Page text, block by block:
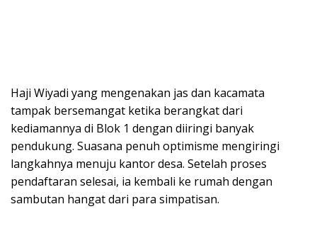
Haji Wiyadi yang mengenakan jas dan kacamata
tampak bersemangat ketika berangkat dari
kediamannya di Blok 1 dengan diiringi banyak
pendukung. Suasana penuh optimisme mengiringi
langkahnya menuju kantor desa. Setelah proses
pendaftaran selesai, ia kembali ke rumah dengan
sambutan hangat dari para simpatisan.